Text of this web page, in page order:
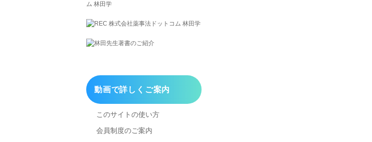
動画で詳しくご案内
このサイトの使い方
会員制度のご案内